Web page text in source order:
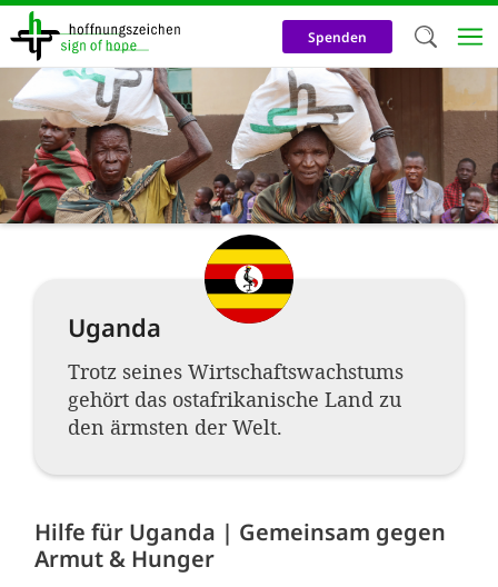
Direkt
zum
Inhalt
Spenden
Uganda
Trotz seines Wirtschaftswachstums
gehört das ostafrikanische Land zu
den ärmsten der Welt.
Hilfe für Uganda | Gemeinsam gegen
Armut & Hunger
Herzlich
Wir
auf
Neben